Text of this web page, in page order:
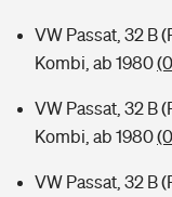
VW Passat, 32 B
Kombi, ab 1980
VW Passat, 32 B
Kombi, ab 1980
VW Passat, 32 B